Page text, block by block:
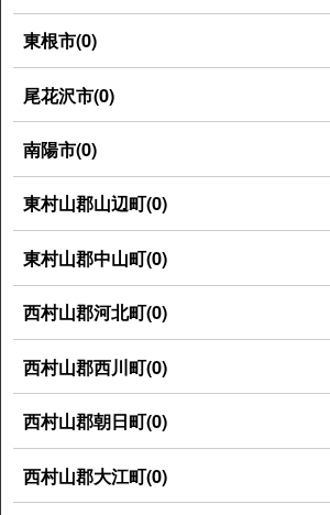
東根市(0)
尾花沢市(0)
南陽市(0)
東村山郡山辺町(0)
東村山郡中山町(0)
西村山郡河北町(0)
西村山郡西川町(0)
西村山郡朝日町(0)
西村山郡大江町(0)